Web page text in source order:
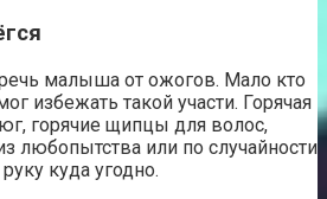
малыша от ожогов. Мало кто
избежать такой участи. Горячая
горячие щипцы для волос,
любопытства или по случайности
куда угодно.